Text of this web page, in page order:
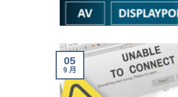
05
9 月